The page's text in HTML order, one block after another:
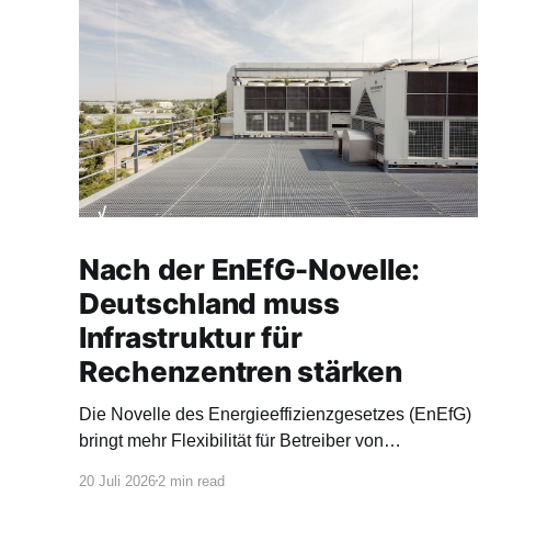
Nach der EnEfG-Novelle:
Deutschland muss
Infrastruktur für
Rechenzentren stärken
Die Novelle des Energieeffizienzgesetzes (EnEfG)
bringt mehr Flexibilität für Betreiber von
20 Juli 2026 2 min read